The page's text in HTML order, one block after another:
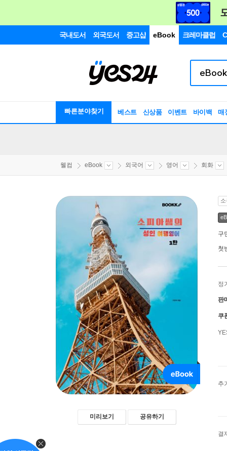
국내도서 외국도서 중고샵 eBook 크레마클럽
빠른분야찾기 베스트 신상품 이벤트 바이백 매
웰컴 eBook 외국어 영어 회화
미리보기 공유하기
구
첫
정
판
쿠
추
결